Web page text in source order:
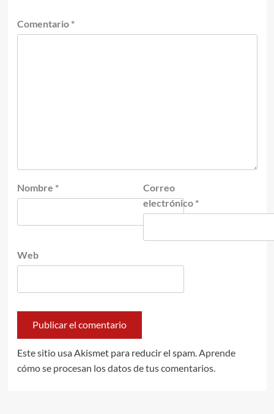
Comentario *
Nombre *
Correo
electrónico *
Web
Este sitio usa Akismet para reducir el spam. Aprende
cómo se procesan los datos de tus comentarios.